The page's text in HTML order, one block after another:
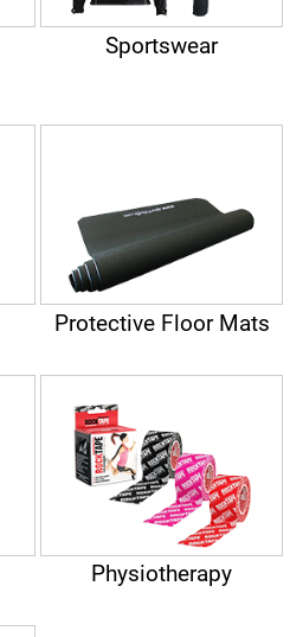
Sportswear
Protective Floor Mats
Physiotherapy